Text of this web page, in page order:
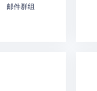
邮件群组